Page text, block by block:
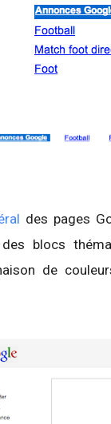
des pages
blocs
de